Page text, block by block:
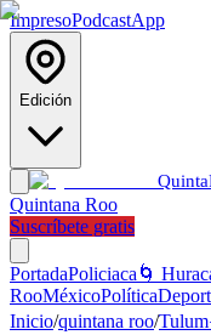
ImpresoPodcastApp
Edición
Quinta
Quintana Roo
Suscríbete gratis
PortadaPoliciaca 🌀
RooMéxicoPolítica
Inicio/quintana roo/Tulum